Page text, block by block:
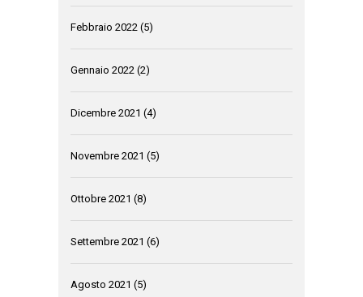
Febbraio 2022 (5)
Gennaio 2022 (2)
Dicembre 2021 (4)
Novembre 2021 (5)
Ottobre 2021 (8)
Settembre 2021 (6)
Agosto 2021 (5)